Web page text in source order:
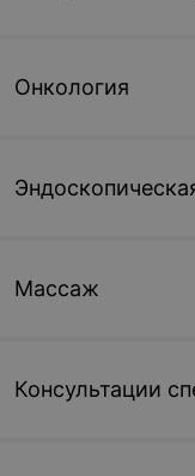
Онкология
Массаж
Консультации